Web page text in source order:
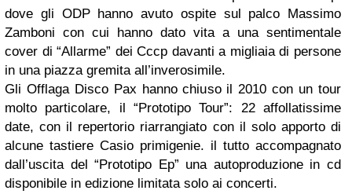
dove gli ODP hanno avuto ospite sul palco Massimo
Zamboni con cui hanno dato vita a una sentimentale
cover di “Allarme” dei Cccp davanti a migliaia di persone
in una piazza gremita all’inverosimile.
Gli Offlaga Disco Pax hanno chiuso il 2010 con un tour
molto particolare, il “Prototipo Tour”: 22 affollatissime
date, con il repertorio riarrangiato con il solo apporto di
alcune tastiere Casio primigenie. il tutto accompagnato
dall’uscita del “Prototipo Ep” una autoproduzione in cd
disponibile in edizione limitata solo ai concerti.